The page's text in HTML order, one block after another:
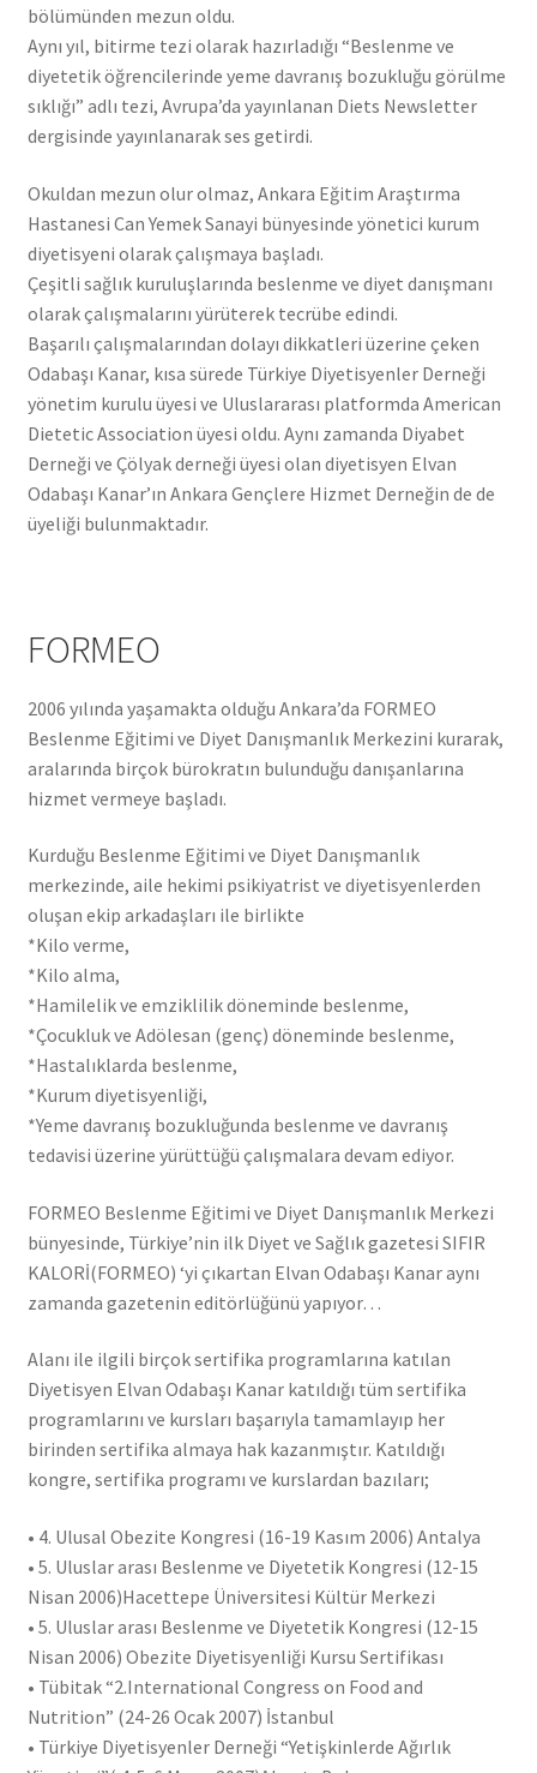
bölümünden mezun oldu.
Aynı yıl, bitirme tezi olarak hazırladığı “Beslenme ve
diyetetik öğrencilerinde yeme davranış bozukluğu görülme
sıklığı” adlı tezi, Avrupa’da yayınlanan Diets Newsletter
dergisinde yayınlanarak ses getirdi.
Okuldan mezun olur olmaz, Ankara Eğitim Araştırma
Hastanesi Can Yemek Sanayi bünyesinde yönetici kurum
diyetisyeni olarak çalışmaya başladı.
Çeşitli sağlık kuruluşlarında beslenme ve diyet danışmanı
olarak çalışmalarını yürüterek tecrübe edindi.
Başarılı çalışmalarından dolayı dikkatleri üzerine çeken
Odabaşı Kanar, kısa sürede Türkiye Diyetisyenler Derneği
yönetim kurulu üyesi ve Uluslararası platformda American
Dietetic Association üyesi oldu. Aynı zamanda Diyabet
Derneği ve Çölyak derneği üyesi olan diyetisyen Elvan
Odabaşı Kanar’ın Ankara Gençlere Hizmet Derneğin de de
üyeliği bulunmaktadır.
FORMEO
2006 yılında yaşamakta olduğu Ankara’da FORMEO
Beslenme Eğitimi ve Diyet Danışmanlık Merkezini kurarak,
aralarında birçok bürokratın bulunduğu danışanlarına
hizmet vermeye başladı.
Kurduğu Beslenme Eğitimi ve Diyet Danışmanlık
merkezinde, aile hekimi psikiyatrist ve diyetisyenlerden
oluşan ekip arkadaşları ile birlikte
*Kilo verme,
*Kilo alma,
*Hamilelik ve emziklilik döneminde beslenme,
*Çocukluk ve Adölesan (genç) döneminde beslenme,
*Hastalıklarda beslenme,
*Kurum diyetisyenliği,
*Yeme davranış bozukluğunda beslenme ve davranış
tedavisi üzerine yürüttüğü çalışmalara devam ediyor.
FORMEO Beslenme Eğitimi ve Diyet Danışmanlık Merkezi
bünyesinde, Türkiye’nin ilk Diyet ve Sağlık gazetesi SIFIR
KALORİ(FORMEO) ‘yi çıkartan Elvan Odabaşı Kanar aynı
zamanda gazetenin editörlüğünü yapıyor…
Alanı ile ilgili birçok sertifika programlarına katılan
Diyetisyen Elvan Odabaşı Kanar katıldığı tüm sertifika
programlarını ve kursları başarıyla tamamlayıp her
birinden sertifika almaya hak kazanmıştır. Katıldığı
kongre, sertifika programı ve kurslardan bazıları;
• 4. Ulusal Obezite Kongresi (16-19 Kasım 2006) Antalya
• 5. Uluslar arası Beslenme ve Diyetetik Kongresi (12-15
Nisan 2006)Hacettepe Üniversitesi Kültür Merkezi
• 5. Uluslar arası Beslenme ve Diyetetik Kongresi (12-15
Nisan 2006) Obezite Diyetisyenliği Kursu Sertifikası
• Tübitak “2.International Congress on Food and
Nutrition” (24-26 Ocak 2007) İstanbul
• Türkiye Diyetisyenler Derneği “Yetişkinlerde Ağırlık